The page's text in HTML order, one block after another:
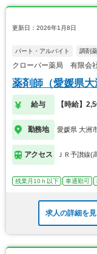
更新日：2026年1月8日
パート・アルバイト 調剤
クローバー薬局 有限会
薬剤師（愛媛県大
給与 【時給】
勤務地 愛媛県 大洲
アクセス ＪＲ予讃線(
残業月10ｈ以下 車通勤可
求人の詳細を